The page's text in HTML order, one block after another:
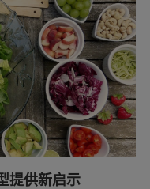
提供新启示